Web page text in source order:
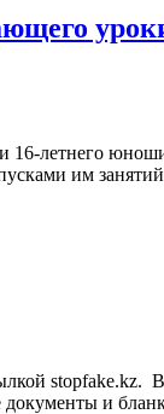
16-летнего
им
stopfake.kz.
документы и